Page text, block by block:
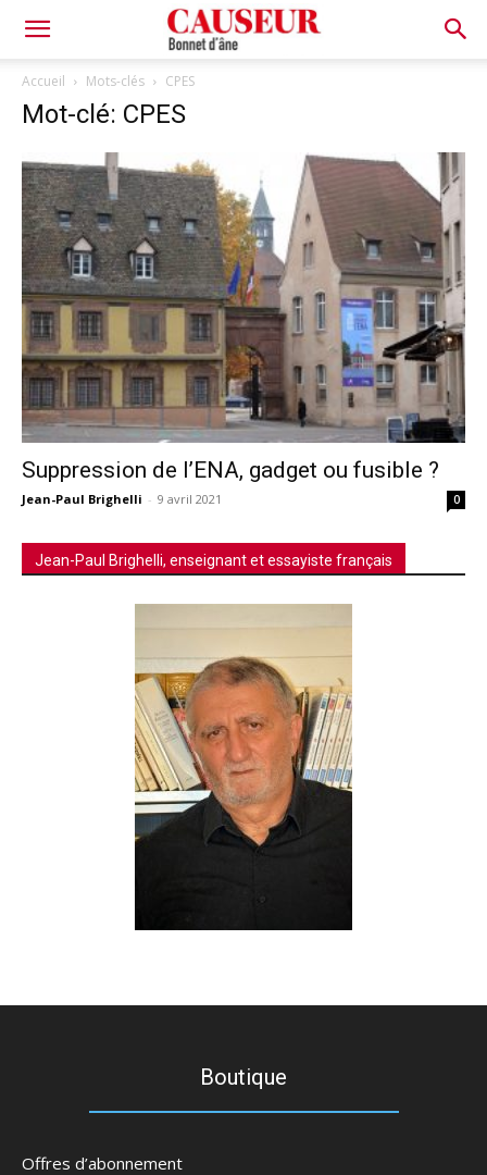
Bonnet
d'âne
Accueil Mots-clés CPES
Mot-clé: CPES
Suppression de l’ENA, gadget ou fusible ?
Jean-Paul Brighelli - 9 avril 2021 0
Jean-Paul Brighelli, enseignant et essayiste français
Boutique
Offres d’abonnement